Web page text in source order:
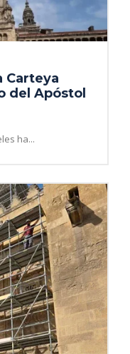
Carteya
del Apóstol
ha...